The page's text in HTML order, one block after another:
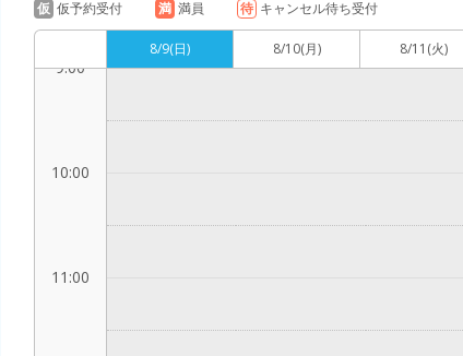
仮 仮予約受付 満 満員 待 キャンセル待ち受付
8/9(日) 8/10(月) 8/11 (火)
9:00
10:00
11:00